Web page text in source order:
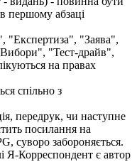
першому абзаці
"Експертиза", "Заява",
"Тест-драйв",
на правах
спільно з
передрук, чи наступне
посилання на
суворо забороняється.
Я-Корреспондент є автор